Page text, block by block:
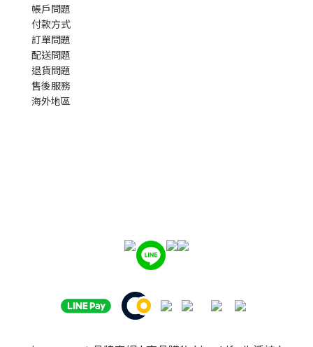
帳戶問題
付款方式
訂單問題
配送問題
退貨問題
售後服務
海外地區